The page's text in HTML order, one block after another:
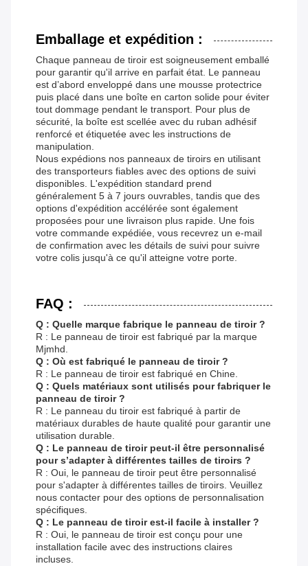
Emballage et expédition :
Chaque panneau de tiroir est soigneusement emballé
pour garantir qu'il arrive en parfait état. Le panneau
est d’abord enveloppé dans une mousse protectrice
puis placé dans une boîte en carton solide pour éviter
tout dommage pendant le transport. Pour plus de
sécurité, la boîte est scellée avec du ruban adhésif
renforcé et étiquetée avec les instructions de
manipulation.
Nous expédions nos panneaux de tiroirs en utilisant
des transporteurs fiables avec des options de suivi
disponibles. L'expédition standard prend
généralement 5 à 7 jours ouvrables, tandis que des
options d'expédition accélérée sont également
proposées pour une livraison plus rapide. Une fois
votre commande expédiée, vous recevrez un e-mail
de confirmation avec les détails de suivi pour suivre
votre colis jusqu'à ce qu'il atteigne votre porte.
FAQ :
Q : Quelle marque fabrique le panneau de tiroir ?
R : Le panneau de tiroir est fabriqué par la marque
Mjmhd.
Q : Où est fabriqué le panneau de tiroir ?
R : Le panneau de tiroir est fabriqué en Chine.
Q : Quels matériaux sont utilisés pour fabriquer le
panneau de tiroir ?
R : Le panneau du tiroir est fabriqué à partir de
matériaux durables de haute qualité pour garantir une
utilisation durable.
Q : Le panneau de tiroir peut-il être personnalisé
pour s’adapter à différentes tailles de tiroirs ?
R : Oui, le panneau de tiroir peut être personnalisé
pour s'adapter à différentes tailles de tiroirs. Veuillez
nous contacter pour des options de personnalisation
spécifiques.
Q : Le panneau de tiroir est-il facile à installer ?
R : Oui, le panneau de tiroir est conçu pour une
installation facile avec des instructions claires
incluses.